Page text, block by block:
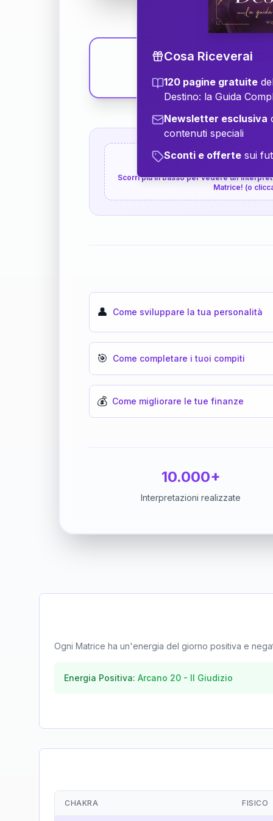
👇 P.S. Interpretazione
Scorri più in basso per vedere
Matrice! (o
👤 Come sviluppare la tua personalità
🎯 Come completare i tuoi compiti
💰 Come migliorare le tue finanze
10.000+
Interpretazioni realizzate
Ogni Matrice ha un'energia del giorno positiva e
Energia Positiva: Arcano 20 - Il Giudizio
CHAKRA FISICO
Cosa Riceverai
120 pagine gratuite
Destino: la Guida
Newsletter esclusiva
contenuti speciali
Sconti e offerte sui